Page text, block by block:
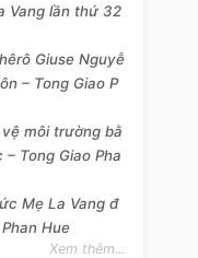
Vang lần thứ 32
Giuse Nguyễ
– Tong Giao P
môi trường bằ
Tong Giao Pha
Mẹ La Vang đ
Hue
Xem thêm...